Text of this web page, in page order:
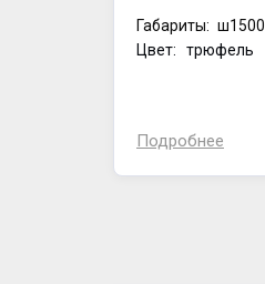
Габариты: ш1500
Цвет: трюфель
Подробнее